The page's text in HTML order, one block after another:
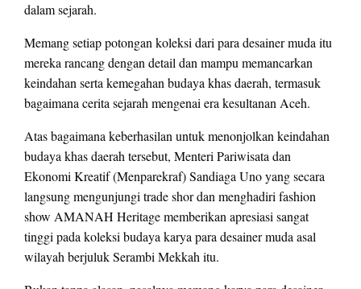
dalam sejarah.
Memang setiap potongan koleksi dari para desainer muda itu
mereka rancang dengan detail dan mampu memancarkan
keindahan serta kemegahan budaya khas daerah, termasuk
bagaimana cerita sejarah mengenai era kesultanan Aceh.
Atas bagaimana keberhasilan untuk menonjolkan keindahan
budaya khas daerah tersebut, Menteri Pariwisata dan
Ekonomi Kreatif (Menparekraf) Sandiaga Uno yang secara
langsung mengunjungi trade shor dan menghadiri fashion
show AMANAH Heritage memberikan apresiasi sangat
tinggi pada koleksi budaya karya para desainer muda asal
wilayah berjuluk Serambi Mekkah itu.